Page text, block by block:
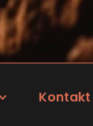
Kontakt